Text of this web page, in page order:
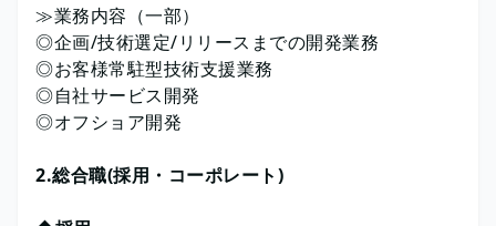
≫業務内容（一部）
◎企画/技術選定/リリースまでの開発業務
◎お客様常駐型技術支援業務
◎自社サービス開発
◎オフショア開発
2.総合職(採用・コーポレート)